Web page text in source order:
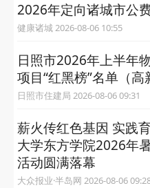
2026年定向诸城市公
健康诸城 2026-08-06 10:55
日照市2026年上半年
项目“红黑榜”名单（高
日照市住建局 2026-08-06 09:31
薪火传红色基因 实践
大学东方学院2026年
活动圆满落幕
大众报业·半岛网 2026-08-06